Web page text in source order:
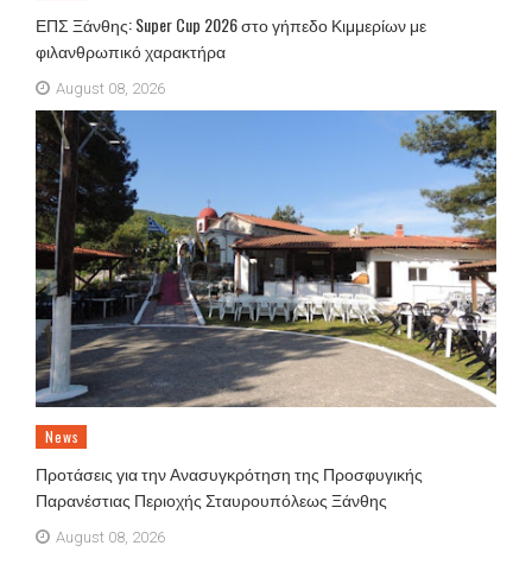
ΕΠΣ Ξάνθης: Super Cup 2026 στο γήπεδο Κιμμερίων με
φιλανθρωπικό χαρακτήρα
August 08, 2026
News
Προτάσεις για την Ανασυγκρότηση της Προσφυγικής
Παρανέστιας Περιοχής Σταυρουπόλεως Ξάνθης
August 08, 2026